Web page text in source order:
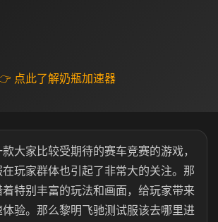
点此了解奶瓶加速器
大家比较受期待的赛车竞赛的游戏，
玩家群体也引起了非常大的关注。那
特别丰富的玩法和画面，给玩家带来
验。那么黎明飞驰测试服该去哪里进